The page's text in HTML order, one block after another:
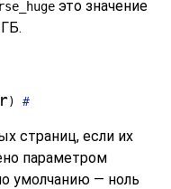
это значение
) #
страниц, если их
параметром
умолчанию — ноль